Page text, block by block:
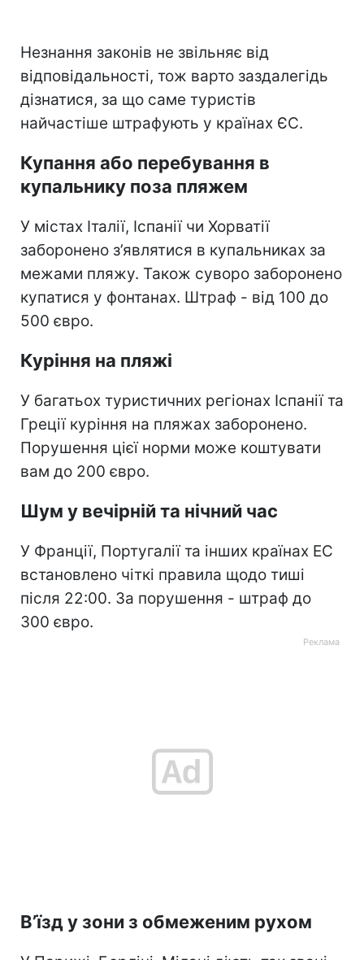
Незнання законів не звільняє від
відповідальності, тож варто заздалегідь
дізнатися, за що саме туристів
найчастіше штрафують у країнах ЄС.
Купання або перебування в
купальнику поза пляжем
У містах Італії, Іспанії чи Хорватії
заборонено з’являтися в купальниках за
межами пляжу. Також суворо заборонено
купатися у фонтанах. Штраф - від 100 до
500 євро.
Куріння на пляжі
У багатьох туристичних регіонах Іспанії та
Греції куріння на пляжах заборонено.
Порушення цієї норми може коштувати
вам до 200 євро.
Шум у вечірній та нічний час
У Франції, Португалії та інших країнах ЕС
встановлено чіткі правила щодо тиші
після 22:00. За порушення - штраф до
300 євро.
В’їзд у зони з обмеженим рухом